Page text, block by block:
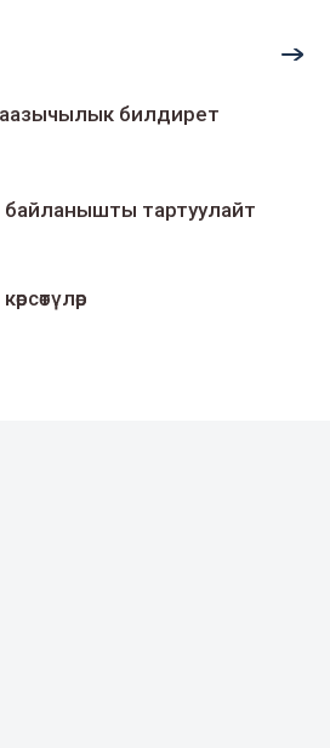
ыраазычылык билдирет
тартуулайт